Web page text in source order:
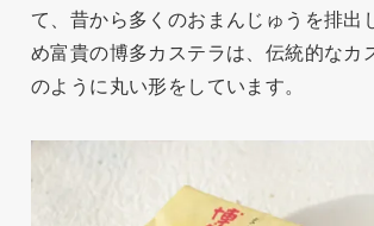
て、昔から多くのおまんじゅうを排出
め富貴の博多カステラは、伝統的なカ
のように丸い形をしています。